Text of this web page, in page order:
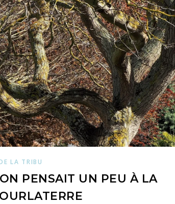
LA TRIBU
PENSAIT UN PEU À LA